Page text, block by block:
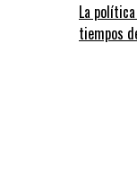
La
tiempos